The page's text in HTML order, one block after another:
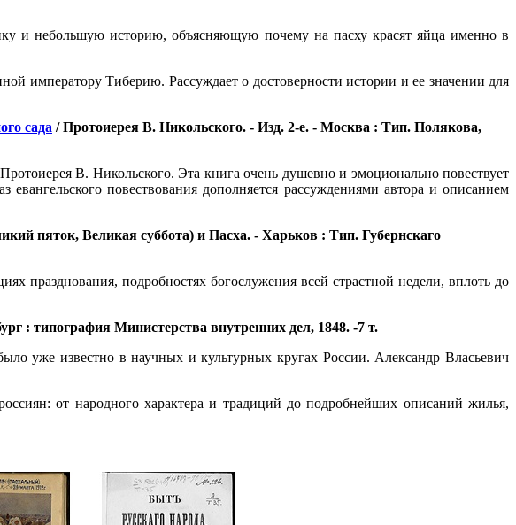
и небольшую историю, объясняющую почему на пасху красят яйца именно в
императору Тиберию. Рассуждает о достоверности истории и ее значении для
сада / Протоиерея В. Никольского. - Изд. 2-е. - Москва : Тип. Полякова,
В. Никольского. Эта книга очень душевно и эмоционально повествует
повествования дополняется рассуждениями автора и описанием
пяток, Великая суббота) и Пасха. - Харьков : Тип. Губернскаго
празднования, подробностях богослужения всей страстной недели, вплоть до
: типография Министерства внутренних дел, 1848. -7 т.
уже известно в научных и культурных кругах России. Александр Власьевич
от народного характера и традиций до подробнейших описаний жилья,